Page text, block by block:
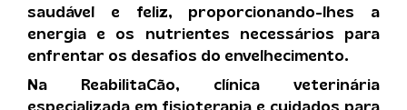
saudável e feliz, proporcionando-lhes a
energia e os nutrientes necessários para
enfrentar os desafios do envelhecimento.
Na ReabilitaCão, clínica veterinária